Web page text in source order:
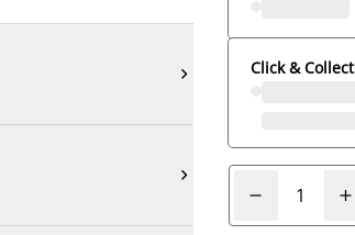


Click & Collect